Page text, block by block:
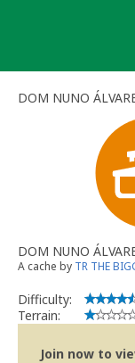
DOM NUNO
DOM NUNO
A cache by TR THE
Difficulty:
Terrain:
Join now to